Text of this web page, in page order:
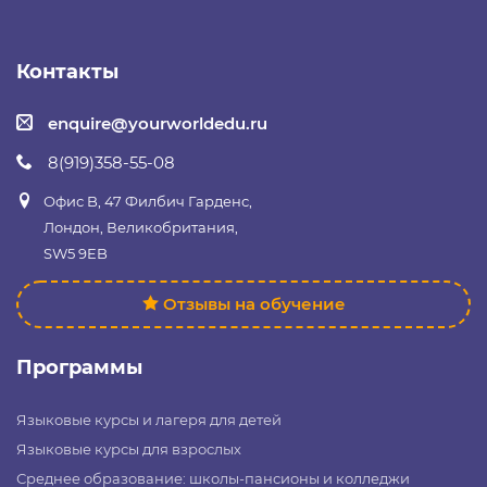
Контакты
enquire@yourworldedu.ru
8(919)358-55-08
Офис B, 47 Филбич Гарденс,
Лондон, Великобритания,
SW5 9EB
Отзывы на обучение
Программы
Языковые курсы и лагеря для детей
Языковые курсы для взрослых
Среднее образование: школы-пансионы и колледжи